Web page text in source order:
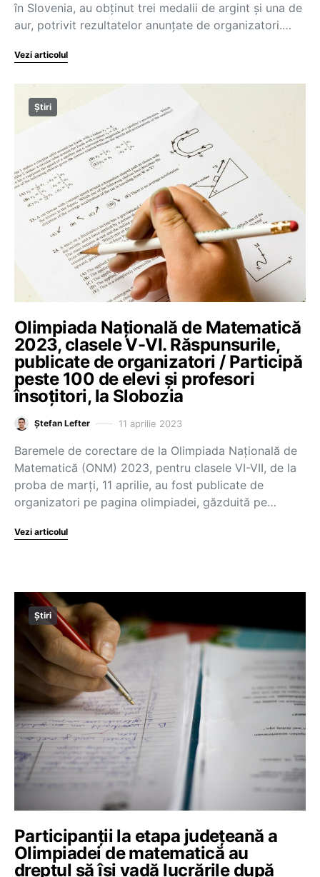
în Slovenia, au obținut trei medalii de argint și una de
aur, potrivit rezultatelor anunțate de organizatori.…
Vezi articolul
Știri
Olimpiada Națională de Matematică
2023, clasele V-VI. Răspunsurile,
publicate de organizatori / Participă
peste 100 de elevi și profesori
însoțitori, la Slobozia
Ștefan Lefter 11 aprilie 2023
Baremele de corectare de la Olimpiada Națională de
Matematică (ONM) 2023, pentru clasele VI-VII, de la
proba de marți, 11 aprilie, au fost publicate de
organizatori pe pagina olimpiadei, găzduită pe…
Vezi articolul
Știri
Participanții la etapa județeană a
Olimpiadei de matematică au
dreptul să își vadă lucrările după